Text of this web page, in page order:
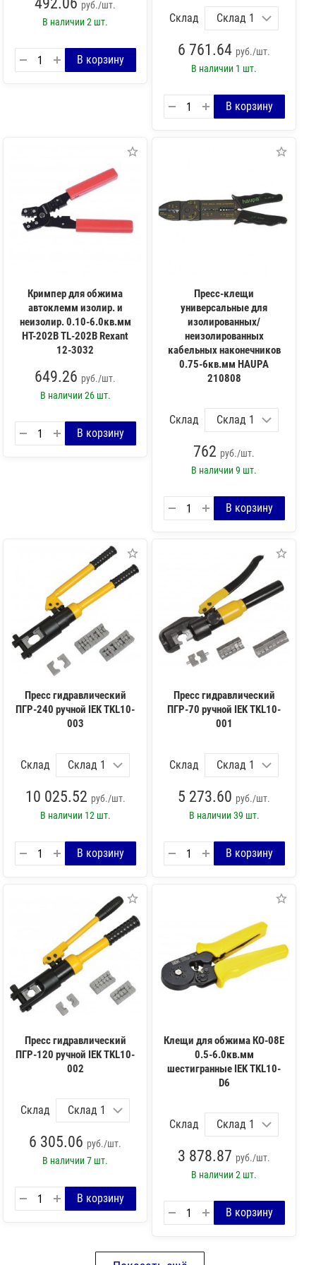
руб./шт.
В наличии2 шт. Склад
6 761.64 руб./шт.
В наличии 1 шт.
Кримпер для обжима
автоклемм изолир. и
неизолир. 0.10-6.0кв.мм
HT-202B TL-202B Rexant
12-3032
649.26 руб./шт.
В наличии26 шт.
Пресс-клещи
универсальные для
изолированных/
неизолированных
кабельных наконечников
0.75-6кв.мм HAUPA
210808
Склад
762 руб./шт.
В наличии9 шт.
Пресс гидравлический
ПГР-240 ручной IEK TKL10-
003
Склад
10 025.52 руб./шт.
В наличии 12 шт.
Пресс гидравлический
ПГР-70 ручной IEK TKL10-
001
Склад
5 273.60 руб./шт.
В наличии39 шт.
Пресс гидравлический
ПГР-120 ручной IEK TKL10-
002
Склад
6 305.06 руб./шт.
В наличии7 шт.
Клещи для обжима КО-08Е
0.5-6.0кв.мм
шестигранные IEK TKL10-
D6
Склад
3 878.87 руб./шт.
В наличии2 шт.